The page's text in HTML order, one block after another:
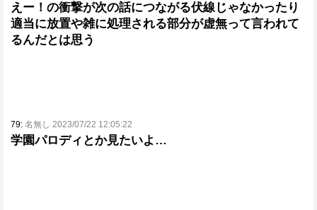
えー！の衝撃が次の話につながる伏線じゃなかったり
適当に放置や雑に処理される部分が虚無って言われて
るんだとは思う
79: 名無し 2023/07/22 12:05:22
学園パロディとか見たいよ…